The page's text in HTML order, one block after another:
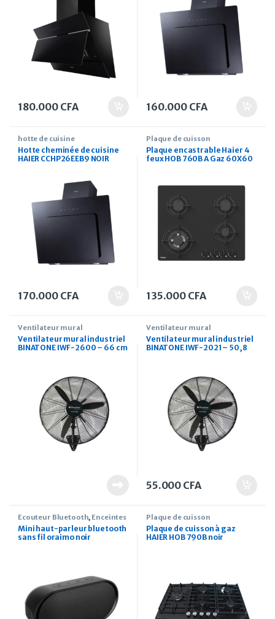
180.000 CFA 160.000 CFA
hotte de cuisine
Hotte cheminée de cuisine
HAIER CCHP26EEB9 NOIR
170.000 CFA
Plaque de cuisson
Plaque encastrable Haier 4
feux HOB 760B A Gaz 60X60
135.000 CFA
Ventilateur mural
Ventilateur mural industriel
BINATONE IWF-2600 – 66 cm
Ventilateur mural
Ventilateur mural industriel
BINATONE IWF-2021 – 50,8
55.000 CFA
Ecouteur Bluetooth, Enceintes
Mini haut-parleur bluetooth
sans fil oraimo noir
Plaque de cuisson
Plaque de cuisson à gaz
HAIER HOB 790B noir